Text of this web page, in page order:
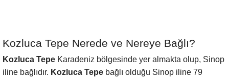
Kozluca Tepe Nerede ve Nereye Bağlı?
Kozluca Tepe Karadeniz bölgesinde yer almakta olup, Sinop
iline bağlıdır. Kozluca Tepe bağlı olduğu Sinop iline 79